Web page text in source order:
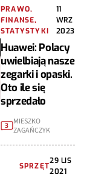
PRAWO,
FINANSE,
STATYSTYKI
11
WRZ
2023
Huawei: Polacy
uwielbiają nasze
zegarki i opaski.
Oto ile się
sprzedało
3
MIESZKO
ZAGAŃCZYK
SPRZĘT
29 LIS
2021